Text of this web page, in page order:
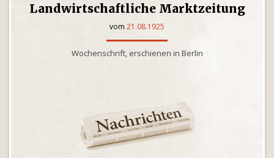
Landwirtschaftliche Marktzeitung
vom 21.08.1925
Wochenschrift, erschienen in Berlin